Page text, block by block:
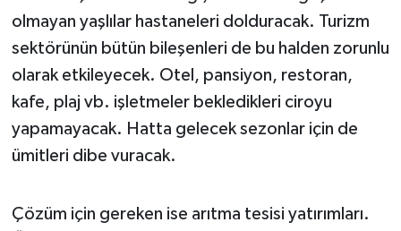
olmayan yaşlılar hastaneleri dolduracak. Turizm
sektörünün bütün bileşenleri de bu halden zorunlu
olarak etkileyecek. Otel, pansiyon, restoran,
kafe, plaj vb. işletmeler bekledikleri ciroyu
yapamayacak. Hatta gelecek sezonlar için de
ümitleri dibe vuracak.
Çözüm için gereken ise arıtma tesisi yatırımları.
TEKNOLOJİ
Trend
TÜRKİYE
YAŞAM